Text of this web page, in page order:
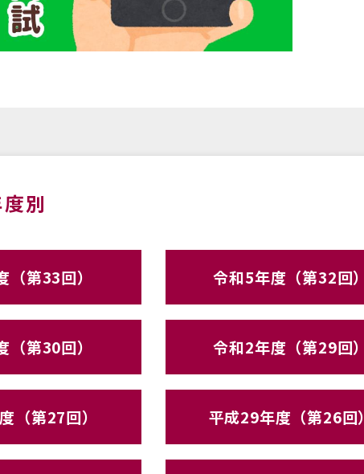
別
（第33回） 令和5年度（第32回）
（第30回） 令和2年度（第29回）
（第27回） 平成29年度（第26回）